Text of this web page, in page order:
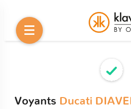
Voyants Ducati